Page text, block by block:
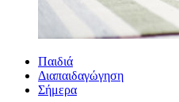
Παιδιά
Διαπαιδαγώγηση
Σήμερα